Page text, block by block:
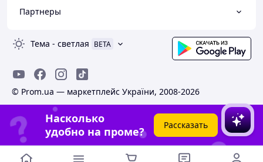
Партнеры
Тема - светлая BETA
© Prom.ua — маркетплейс України, 2008-2026
Насколько
удобно на проме?
Рассказать